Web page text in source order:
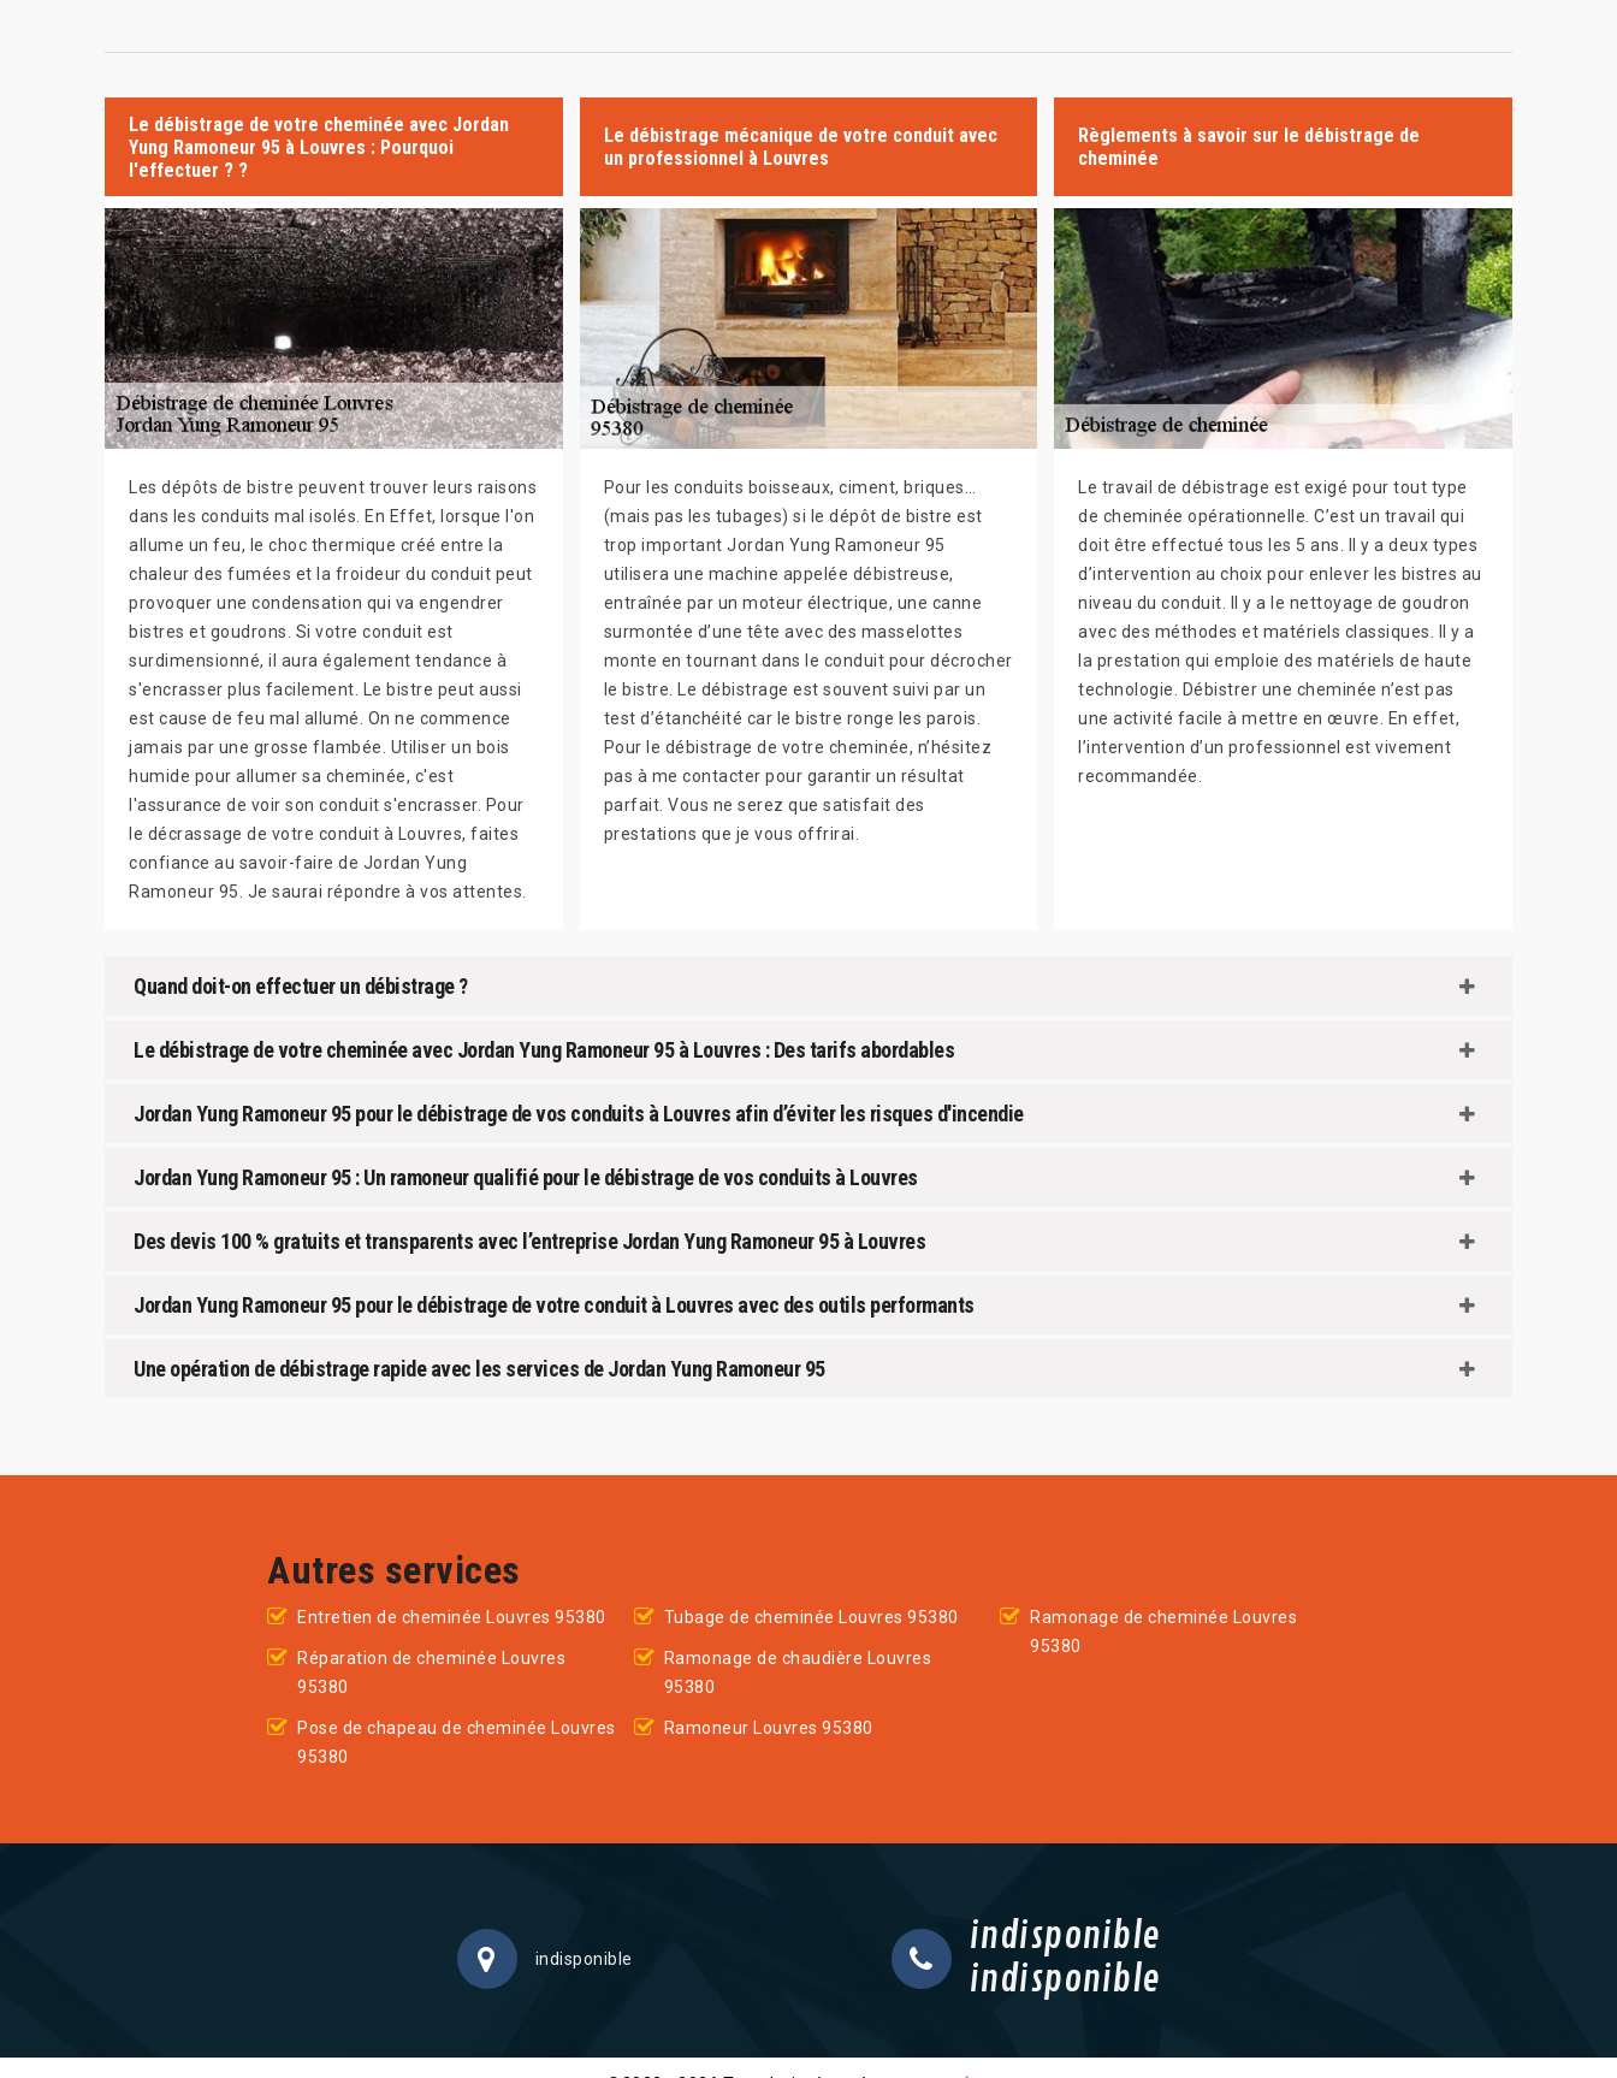
Le débistrage de votre cheminée avec Jordan
Yung Ramoneur 95 à Louvres : Pourquoi
l'effectuer ? ?
Les dépôts de bistre peuvent trouver leurs raisons
dans les conduits mal isolés. En Effet, lorsque l'on
allume un feu, le choc thermique créé entre la
chaleur des fumées et la froideur du conduit peut
provoquer une condensation qui va engendrer
bistres et goudrons. Si votre conduit est
surdimensionné, il aura également tendance à
s'encrasser plus facilement. Le bistre peut aussi
est cause de feu mal allumé. On ne commence
jamais par une grosse flambée. Utiliser un bois
humide pour allumer sa cheminée, c'est
l'assurance de voir son conduit s'encrasser. Pour
le décrassage de votre conduit à Louvres, faites
confiance au savoir-faire de Jordan Yung
Ramoneur 95. Je saurai répondre à vos attentes.
Le débistrage mécanique de votre conduit avec
un professionnel à Louvres
Pour les conduits boisseaux, ciment, briques…
(mais pas les tubages) si le dépôt de bistre est
trop important Jordan Yung Ramoneur 95
utilisera une machine appelée débistreuse,
entraînée par un moteur électrique, une canne
surmontée d’une tête avec des masselottes
monte en tournant dans le conduit pour décrocher
le bistre. Le débistrage est souvent suivi par un
test d’étanchéité car le bistre ronge les parois.
Pour le débistrage de votre cheminée, n’hésitez
pas à me contacter pour garantir un résultat
parfait. Vous ne serez que satisfait des
prestations que je vous offrirai.
Règlements à savoir sur le débistrage de
cheminée
Le travail de débistrage est exigé pour tout type
de cheminée opérationnelle. C’est un travail qui
doit être effectué tous les 5 ans. Il y a deux types
d’intervention au choix pour enlever les bistres au
niveau du conduit. Il y a le nettoyage de goudron
avec des méthodes et matériels classiques. Il y a
la prestation qui emploie des matériels de haute
technologie. Débistrer une cheminée n’est pas
une activité facile à mettre en œuvre. En effet,
l’intervention d’un professionnel est vivement
recommandée.
Quand doit-on effectuer un débistrage ?
Le débistrage de votre cheminée avec Jordan Yung Ramoneur 95 à Louvres : Des tarifs abordables
Jordan Yung Ramoneur 95 pour le débistrage de vos conduits à Louvres afin d’éviter les risques d'incendie
Jordan Yung Ramoneur 95 : Un ramoneur qualifié pour le débistrage de vos conduits à Louvres
Des devis 100 % gratuits et transparents avec l’entreprise Jordan Yung Ramoneur 95 à Louvres
Jordan Yung Ramoneur 95 pour le débistrage de votre conduit à Louvres avec des outils performants
Une opération de débistrage rapide avec les services de Jordan Yung Ramoneur 95
Autres services
Entretien de cheminée Louvres 95380
Réparation de cheminée Louvres
95380
Pose de chapeau de cheminée Louvres
95380
Tubage de cheminée Louvres 95380
Ramonage de chaudière Louvres
95380
Ramoneur Louvres 95380
Ramonage de cheminée Louvres
95380
indisponible
indisponible
indisponible